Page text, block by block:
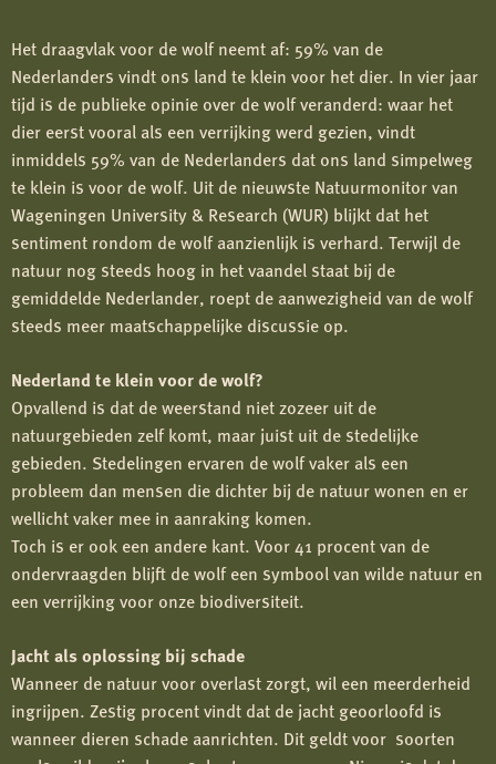
Het draagvlak voor de wolf neemt af: 59% van de
Nederlanders vindt ons land te klein voor het dier. In vier jaar
tijd is de publieke opinie over de wolf veranderd: waar het
dier eerst vooral als een verrijking werd gezien, vindt
inmiddels 59% van de Nederlanders dat ons land simpelweg
te klein is voor de wolf. Uit de nieuwste Natuurmonitor van
Wageningen University & Research (WUR) blijkt dat het
sentiment rondom de wolf aanzienlijk is verhard. Terwijl de
natuur nog steeds hoog in het vaandel staat bij de
gemiddelde Nederlander, roept de aanwezigheid van de wolf
steeds meer maatschappelijke discussie op.
Nederland te klein voor de wolf?
Opvallend is dat de weerstand niet zozeer uit de
natuurgebieden zelf komt, maar juist uit de stedelijke
gebieden. Stedelingen ervaren de wolf vaker als een
probleem dan mensen die dichter bij de natuur wonen en er
wellicht vaker mee in aanraking komen.
Toch is er ook een andere kant. Voor 41 procent van de
ondervraagden blijft de wolf een symbool van wilde natuur en
een verrijking voor onze biodiversiteit.
Jacht als oplossing bij schade
Wanneer de natuur voor overlast zorgt, wil een meerderheid
ingrijpen. Zestig procent vindt dat de jacht geoorloofd is
wanneer dieren schade aanrichten. Dit geldt voor soorten